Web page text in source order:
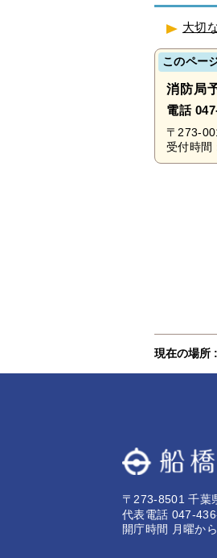
大切
このペー
消防局
電話
〒273-
受付時間
現在の場所 :
〒273-8501 千葉
代表電話 047-
開庁時間 月曜か